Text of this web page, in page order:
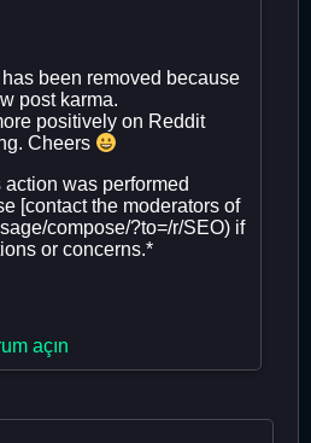
been removed because
post karma.
positively on Reddit
Cheers
was performed
[contact the moderators of
compose/?to=/r/SEO) if
or concerns.*
açın